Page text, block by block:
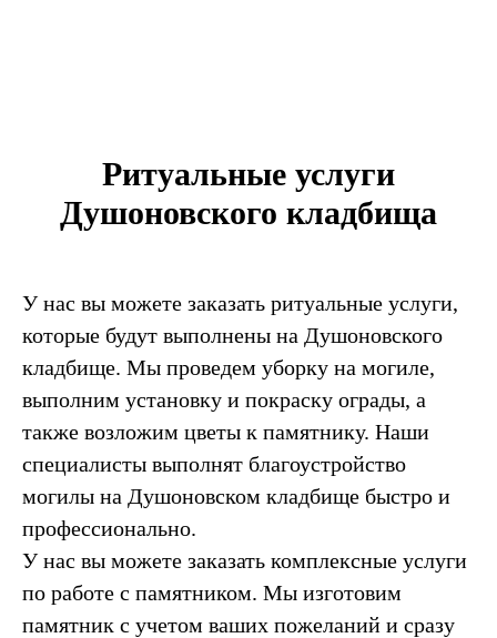
Ритуальные услуги
Душоновского кладбища
У нас вы можете заказать ритуальные услуги,
которые будут выполнены на Душоновского
кладбище. Мы проведем уборку на могиле,
выполним установку и покраску ограды, а
также возложим цветы к памятнику. Наши
специалисты выполнят благоустройство
могилы на Душоновском кладбище быстро и
профессионально.
У нас вы можете заказать комплексные услуги
по работе с памятником. Мы изготовим
памятник с учетом ваших пожеланий и сразу